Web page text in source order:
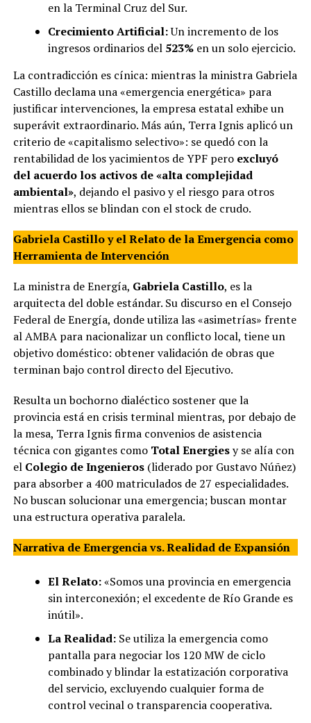
en la Terminal Cruz del Sur.
Crecimiento Artificial:Un incremento de los
ingresos ordinarios del 523%en un solo ejercicio.
La contradicción es cínica: mientras la ministra Gabriela
Castillo declama una «emergencia energética» para
justificar intervenciones, la empresa estatal exhibe un
superávit extraordinario. Más aún, Terra Ignis aplicó un
criterio de «capitalismo selectivo»: se quedó con la
rentabilidad de los yacimientos de YPF pero excluyó
del acuerdo los activos de «alta complejidad
ambiental», dejando el pasivo y el riesgo para otros
mientras ellos se blindan con el stock de crudo.
Gabriela Castillo y el Relato de la Emergencia como
Herramienta de Intervención
La ministra de Energía, Gabriela Castillo, es la
arquitecta del doble estándar. Su discurso en el Consejo
Federal de Energía, donde utiliza las «asimetrías» frente
al AMBA para nacionalizar un conflicto local, tiene un
objetivo doméstico: obtener validación de obras que
terminan bajo control directo del Ejecutivo.
Resulta un bochorno dialéctico sostener que la
provincia está en crisis terminal mientras, por debajo de
la mesa, Terra Ignis firma convenios de asistencia
técnica con gigantes como Total Energiesy se alía con
el Colegio de Ingenieros(liderado por Gustavo Núñez)
para absorber a 400 matriculados de 27 especialidades.
No buscan solucionar una emergencia; buscan montar
una estructura operativa paralela.
Narrativa de Emergencia vs. Realidad de Expansión
El Relato:«Somos una provincia en emergencia
sin interconexión; el excedente de Río Grande es
inútil».
La Realidad:Se utiliza la emergencia como
pantalla para negociar los 120 MW de ciclo
combinado y blindar la estatización corporativa
del servicio, excluyendo cualquier forma de
control vecinal o transparencia cooperativa.